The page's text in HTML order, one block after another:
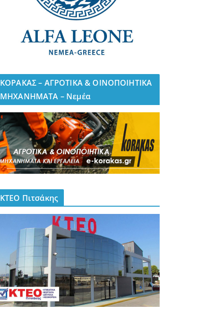
ΚΟΡΑΚΑΣ – ΑΓΡΟΤΙΚΑ & ΟΙΝΟΠΟΙΗΤΙΚΑ
ΜΗΧΑΝΗΜΑΤΑ – Νεμέα
ΚΤΕΟ Πιτσάκης